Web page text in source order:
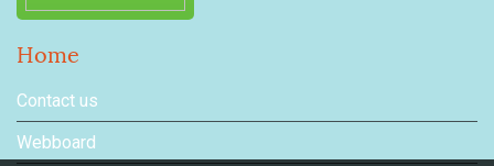
Home
Contact us
Webboard